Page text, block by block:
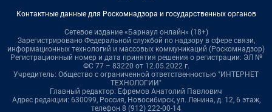
Контактные данные для Роскомнадзора и государственных органов
Сетевое издание «Барнаул онлайн» (18+)
Зарегистрировано Федеральной службой по надзору в сфере связи,
информационных технологий и массовых коммуникаций (Роскомнадзор)
Регистрационный номер и дата принятия решения о регистрации: ЭЛ №
ФС 77 – 83220 от 12.05.2022 г.
Учредитель: Общество с ограниченной ответственностью "ИНТЕРНЕТ
ТЕХНОЛОГИИ"
Главный редактор: Ефремов Анатолий Павлович
Адрес редакции: 630099, Россия, Новосибирск, ул. Ленина, д. 12, 6 этаж,
телефон 8 (912) 222-00-14